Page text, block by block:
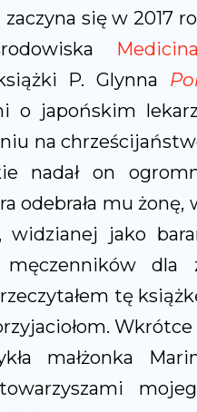
zaczyna się w 2017
P. Glynna
o japońskim
na
nadał on
odebrała mu żonę,
widzianej jako
dla
tę
Wkrótce
małżonka